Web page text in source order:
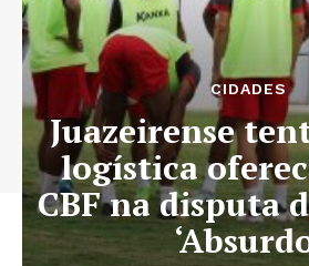
CIDADES
Juazeirense
logística
CBF na disputa